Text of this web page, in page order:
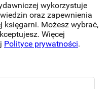
wykorzystuje
oraz zapewnienia
księgarni. Możesz wybrać,
Więcej
Polityce prywatności.